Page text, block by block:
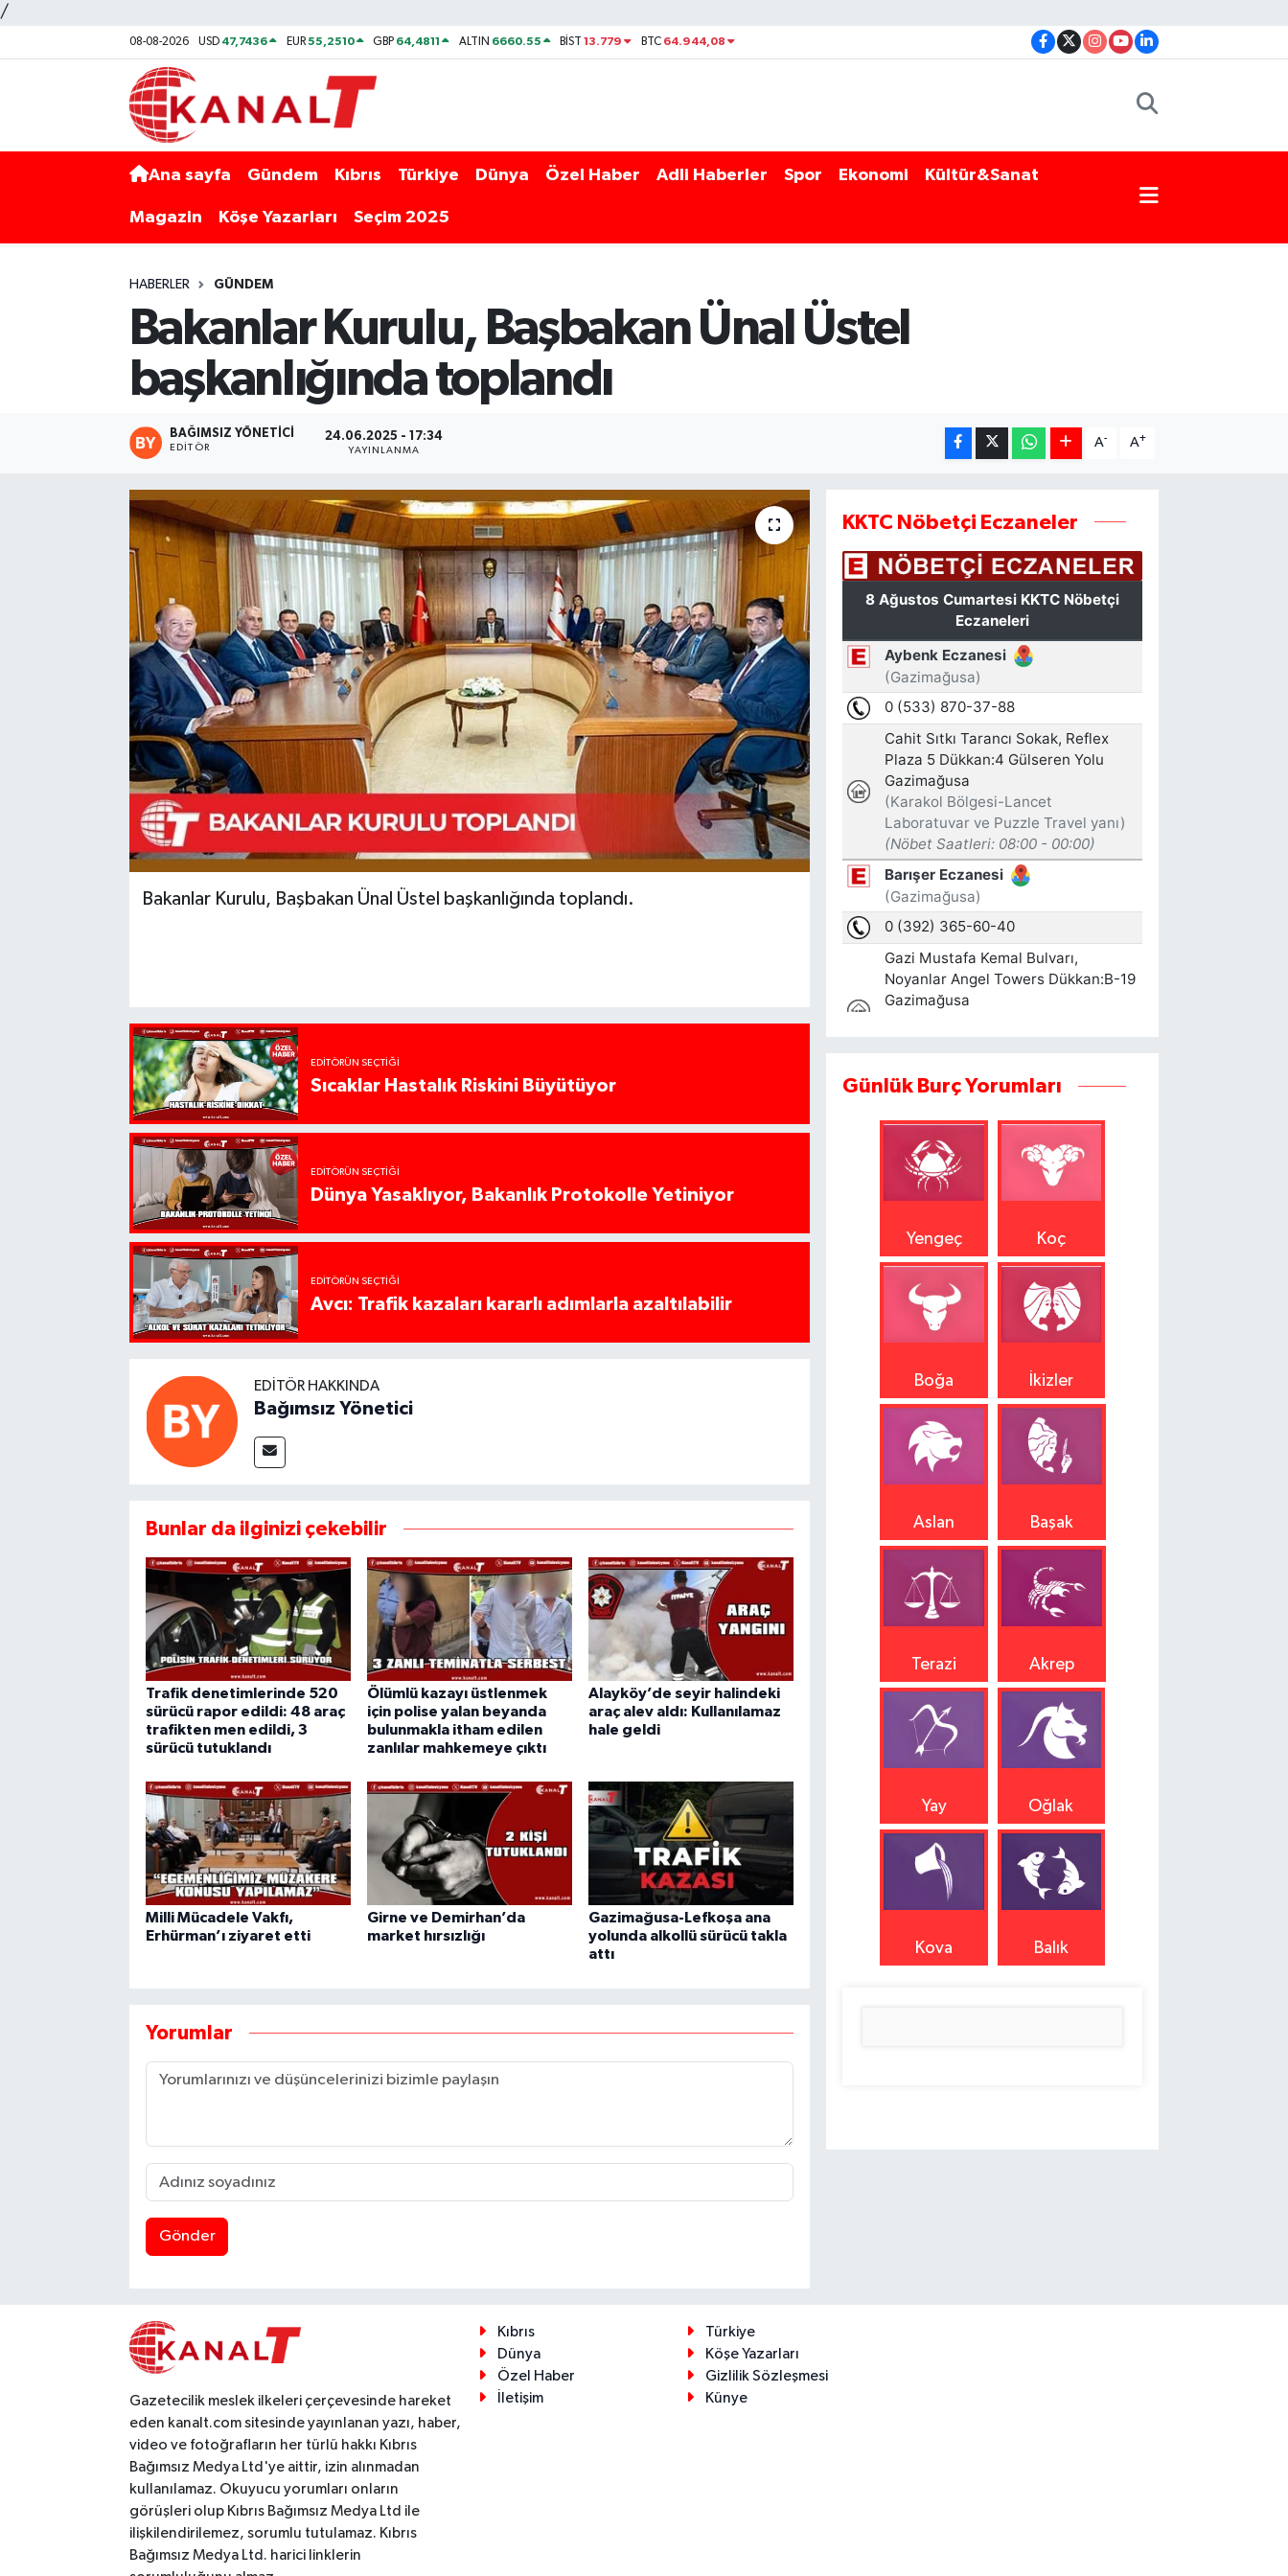
/
08-08-2026 USD 47,7436 EUR55,2510 GBP 64,4811 ALTIN 6660.55 BİST13.779 BTC 64.944,08
Ana sayfa Gündem Kıbrıs Türkiye Dünya Özel Haber Adli Haberler Spor Ekonomi Kültür&Sanat
Magazin Köşe Yazarları Seçim 2025
HABERLER GÜNDEM
Bakanlar Kurulu, Başbakan Ünal Üstel
başkanlığında toplandı
BAĞIMSIZ YÖNETICI
EDITÖR
24.06.2025 - 17:34
YAYINLANMA
A- A+
Bakanlar Kurulu, Başbakan Ünal Üstel başkanlığında toplandı.
EDITÖRÜN SEÇTIĞI
Sıcaklar Hastalık Riskini Büyütüyor
EDITÖRÜN SEÇTIĞI
Dünya Yasaklıyor, Bakanlık Protokolle Yetiniyor
EDITÖRÜN SEÇTIĞI
Avcı: Trafik kazaları kararlı adımlarla azaltılabilir
EDITÖR HAKKINDA
Bağımsız Yönetici
Bunlar da ilginizi çekebilir
Trafik denetimlerinde 520
sürücü rapor edildi: 48 araç
trafikten men edildi, 3
sürücü tutuklandı
Ölümlü kazayı üstlenmek
için polise yalan beyanda
bulunmakla itham edilen
zanlılar mahkemeye çıktı
Alayköy’de seyir halindeki
araç alev aldı: Kullanılamaz
hale geldi
Milli Mücadele Vakfı,
Erhürman’ı ziyaret etti
Girne ve Demirhan’da
market hırsızlığı
Gazimağusa-Lefkoşa ana
yolunda alkollü sürücü takla
attı
Yorumlar
Gönder
KKTC Nöbetçi Eczaneler
Günlük Burç Yorumları
Yengeç Koç
Boğa İkizler
Aslan Başak
Terazi Akrep
Yay Oğlak
Kova Balık
Gazetecilik meslek ilkeleri çerçevesinde hareket
eden kanalt.com sitesinde yayınlanan yazı, haber,
video ve fotoğrafların her türlü hakkı Kıbrıs
Bağımsız Medya Ltd'ye aittir, izin alınmadan
kullanılamaz. Okuyucu yorumları onların
görüşleri olup Kıbrıs Bağımsız Medya Ltd ile
ilişkilendirilemez, sorumlu tutulamaz. Kıbrıs
Bağımsız Medya Ltd. harici linklerin
Kıbrıs
Türkiye
Dünya
Köşe Yazarları
Özel Haber
Gizlilik Sözleşmesi
İletişim
Künye